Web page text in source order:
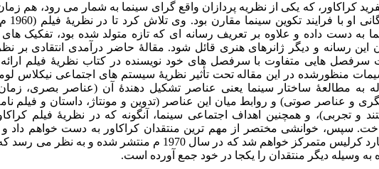
کراکاور، که یکی از نظریه پردازان واقع گرای سینما به شمار می رود، هم زمان
به دست داده و علاوه بر تعریف رسانه ای که تازه متولد شده بود، تفکیک
این رسانه و دیگر ژانرهای هنری قائل شود. مقالۀ حاضر درآمدی انتقادی بر
سرفصل هایی متفاوت با سرفصل های خود نویسنده در کتاب نظریۀ فیلم
منظورشده در این مقاله تحت تأثیر نظریۀ سیستم های اجتماعی نیکلاس
به مطالعۀ ساختار سینما یعنی عناصر تشکیل دهندۀ آن (عناصر بصری،
و عناصر صوتی) و روابط میان این عناصر (تدوین و مونتاژ، داستان و فیلم
و تجربی)، و همچنین اهداف اجتماعی سینما، آنگونه که در نظریۀ فیلم
سپس، خوانشی مختصر از مهم ترین منتقدان کراکاور به دست خواهم داد و
ریچارد کرلیس متمرکز خواهم شد که در سال 1970 م منتشر
به وسیله دیگر منتقدان را یکجا در خود جمع آورده است.